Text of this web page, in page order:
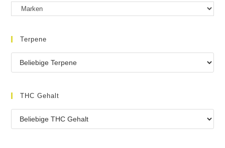
Terpene
THC Gehalt